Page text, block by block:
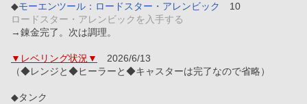
◆モーエンツール：ロードスター・アレンビック
10
ロードスター・アレンビックを入手する
→錬金完了。次は調理。
▼レベリング状況▼
2026/6/13
（◆レンジと◆ヒーラーと◆キャスターは完了なので省略）
◆タンク